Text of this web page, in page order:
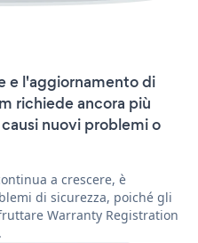
e l'aggiornamento di
richiede ancora più
nuovi problemi o
a crescere, è
di sicurezza, poiché gli
Warranty Registration